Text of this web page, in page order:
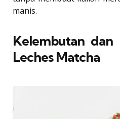
manis.
Kelembutan dan
Leches Matcha